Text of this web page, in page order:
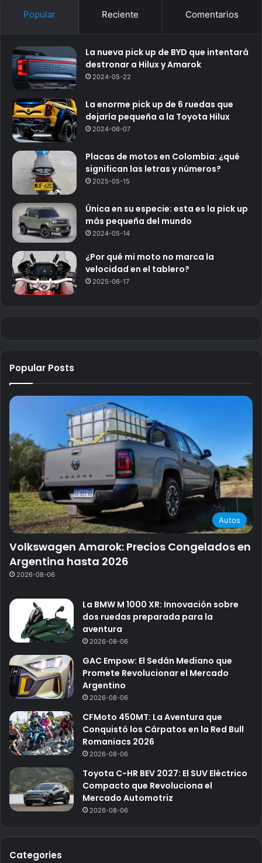
Popular Reciente Comentarios
La nueva pick up de BYD que intentará
destronar a Hilux y Amarok
2024-05-22
La enorme pick up de 6 ruedas que
dejaría pequeña a la Toyota Hilux
2024-06-07
Placas de motos en Colombia: ¿qué
significan las letras y números?
2025-05-15
Única en su especie: esta es la pick up
más pequeña del mundo
2024-05-14
¿Por qué mi moto no marca la
velocidad en el tablero?
2025-06-17
Popular Posts
Autos
Volkswagen Amarok: Precios Congelados en
Argentina hasta 2026
2026-08-06
La BMW M 1000 XR: Innovación sobre
dos ruedas preparada para la
aventura
2026-08-06
GAC Empow: El Sedán Mediano que
Promete Revolucionar el Mercado
Argentino
2026-08-06
CFMoto 450MT: La Aventura que
Conquistó los Cárpatos en la Red Bull
Romaniacs 2026
2026-08-06
Toyota C-HR BEV 2027: El SUV Eléctrico
Compacto que Revoluciona el
Mercado Automotriz
2026-08-06
Categories